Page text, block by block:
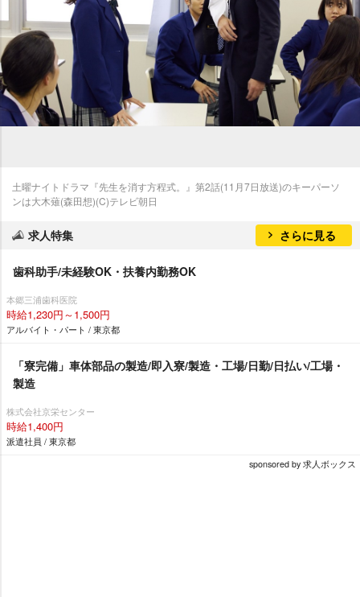
土曜ナイトドラマ『先生を消す方程式。』第2話(11月7日放送)のキーパーソ
ンは大木薙(森田想)(C)テレビ朝日
求人特集 さらに見る
歯科助手/未経験OK・扶養内勤務OK
本郷三浦歯科医院
時給1,230円～1,500円
アルバイト・パート / 東京都
「寮完備」車体部品の製造/即入寮/製造・工場/日勤/日払い/工場・
製造
株式会社京栄センター
時給1,400円
派遣社員 / 東京都
sponsored by 求人ボックス